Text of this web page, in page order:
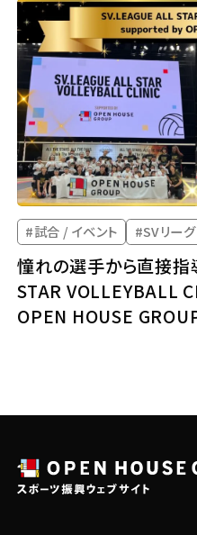
#試合 / イベント #SVリーグ
憧れの選手から直接指
STAR VOLLEYBALL
OPEN HOUSE